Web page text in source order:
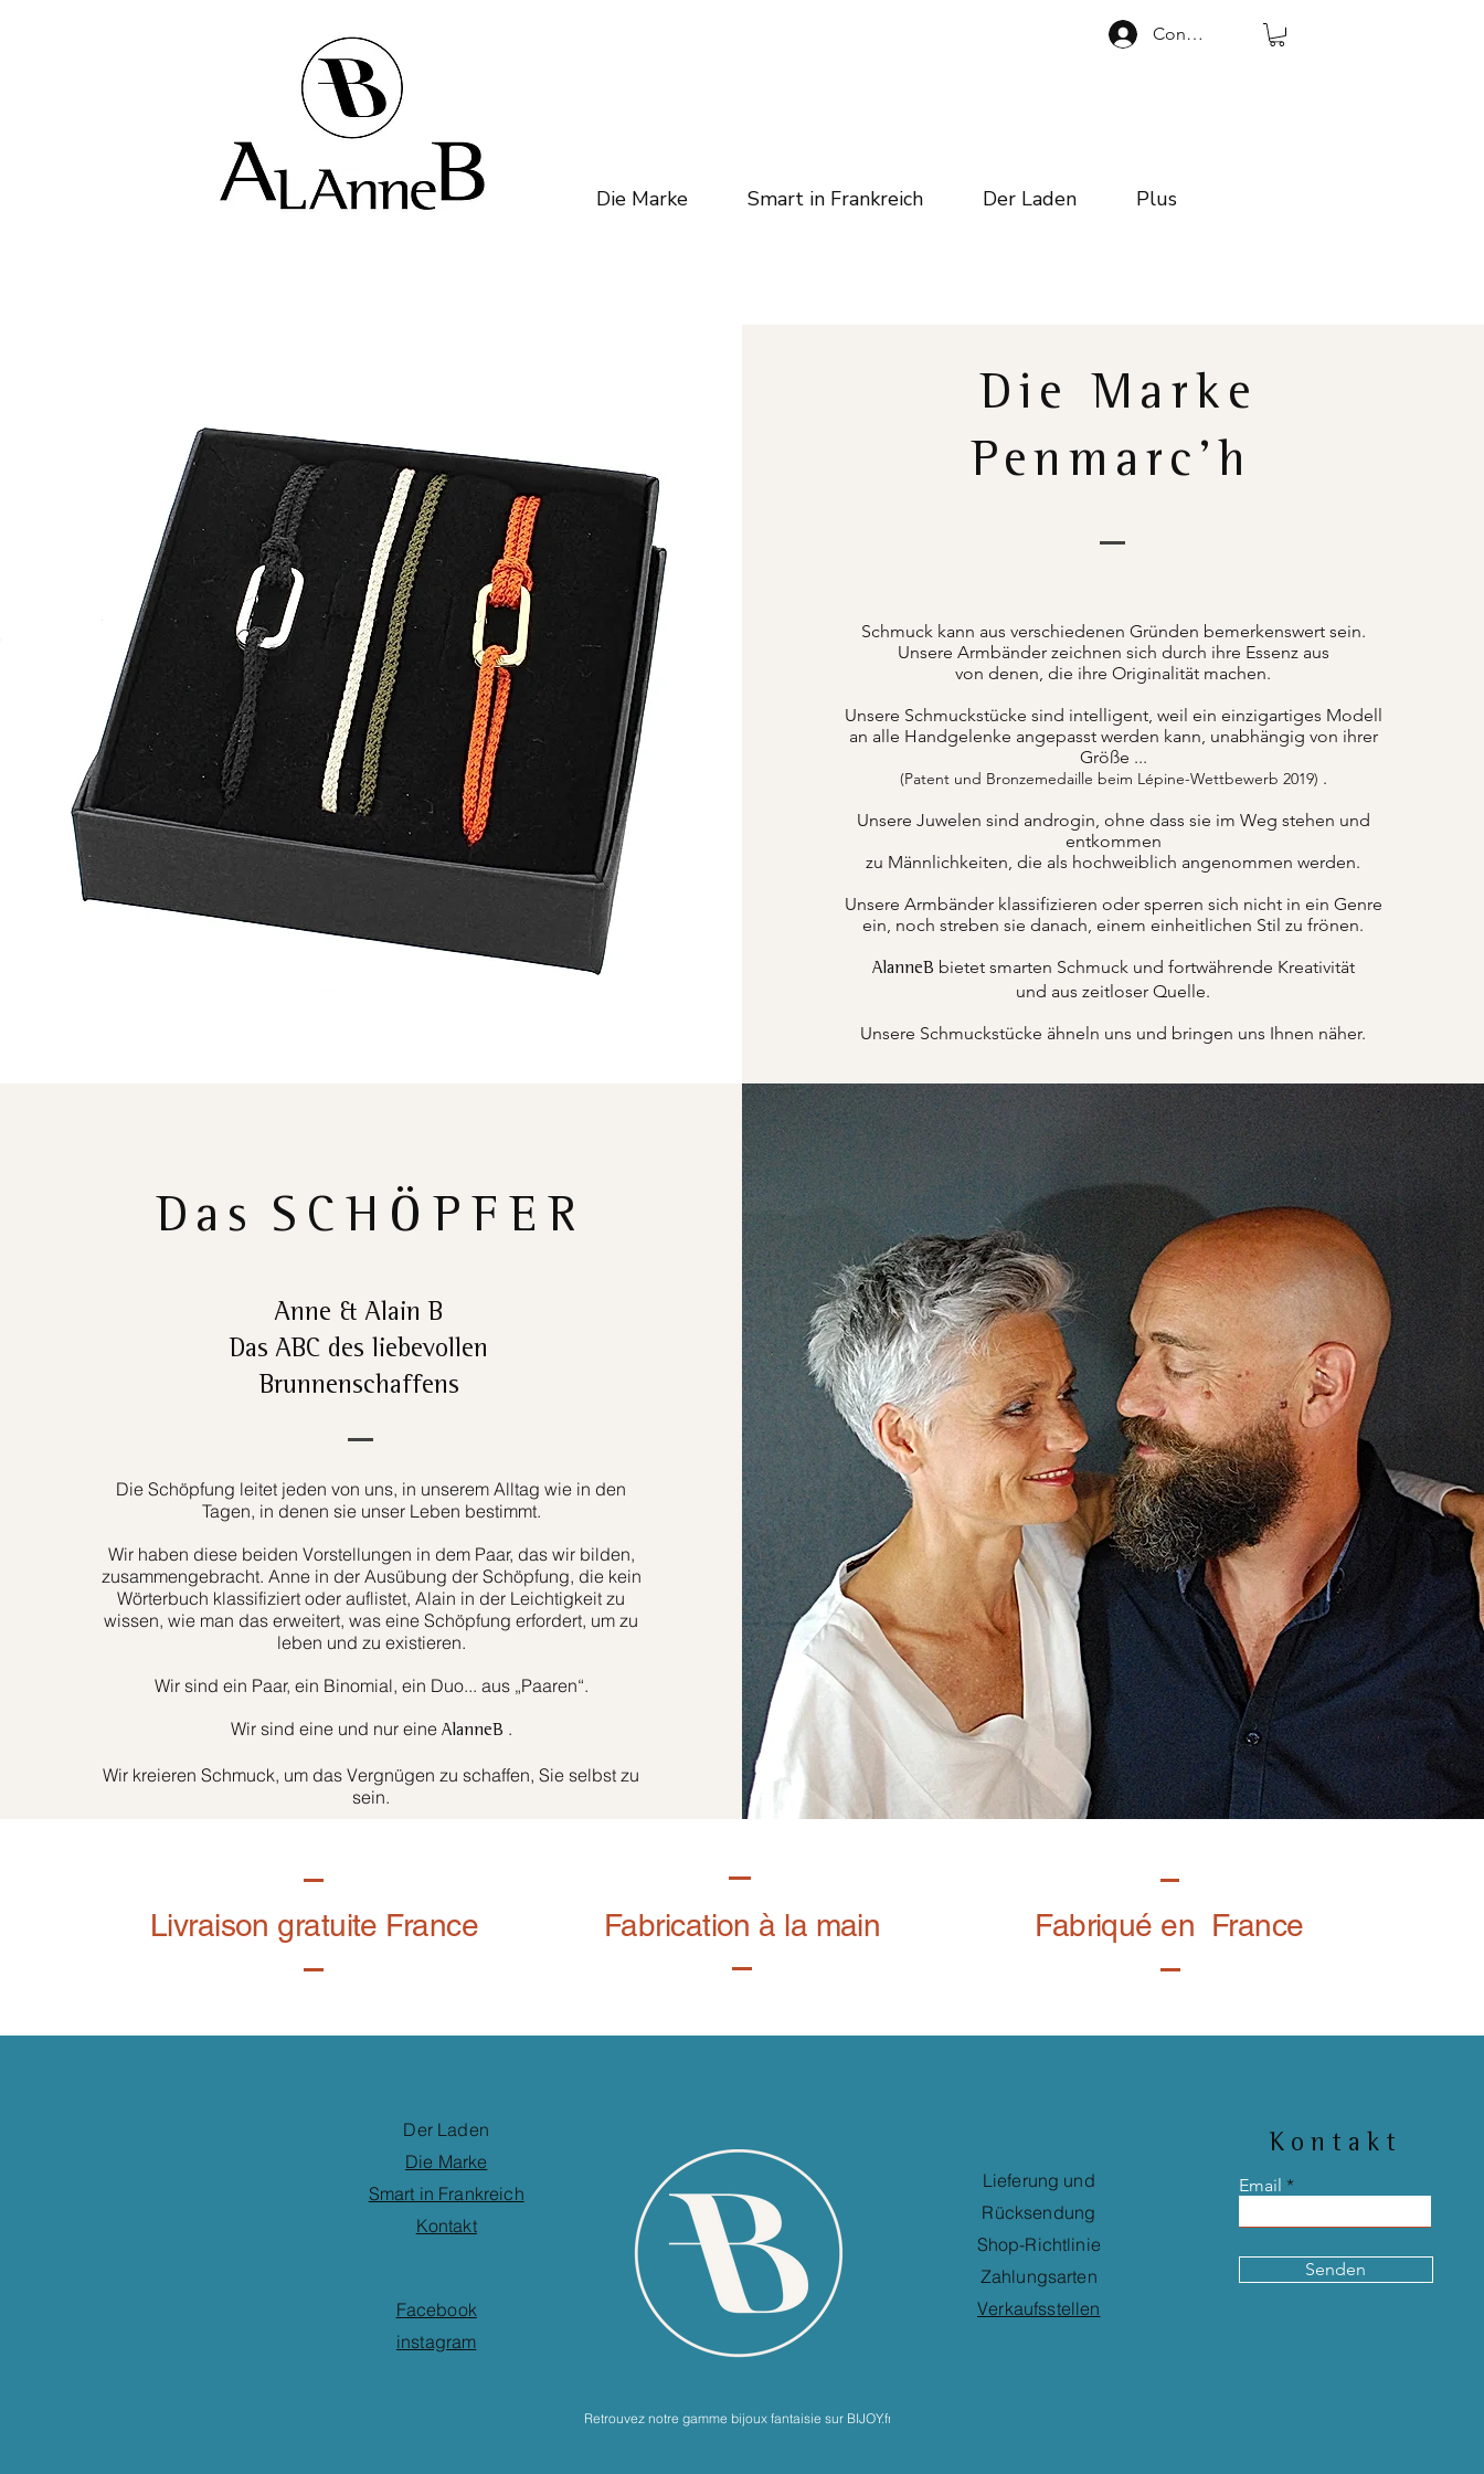
Connexion
Die Marke Smart in Frankreich Der Laden Plus
Die Marke
Penmarc'h
Schmuck kann aus verschiedenen Gründen bemerkenswert sein.
Unsere Armbänder zeichnen sich durch ihre Essenz aus
von denen, die ihre Originalität machen.
Unsere Schmuckstücke sind intelligent, weil ein einzigartiges Modell
an alle Handgelenke angepasst werden kann, unabhängig von ihrer
Größe ...
(Patent und Bronzemedaille beim Lépine-Wettbewerb 2019) .
Unsere Juwelen sind androgin, ohne dass sie im Weg stehen und
entkommen
zu Männlichkeiten, die als hochweiblich angenommen werden.
Unsere Armbänder klassifizieren oder sperren sich nicht in ein Genre
ein, noch streben sie danach, einem einheitlichen Stil zu frönen.
AlanneB bietet smarten Schmuck und fortwährende Kreativität
und aus zeitloser Quelle.
Unsere Schmuckstücke ähneln uns und bringen uns Ihnen näher.
Das SCHÖPFER
Anne & Alain B
Das ABC des liebevollen
Brunnenschaffens
Die Schöpfung leitet jeden von uns, in unserem Alltag wie in den
Tagen, in denen sie unser Leben bestimmt.
Wir haben diese beiden Vorstellungen in dem Paar, das wir bilden,
zusammengebracht. Anne in der Ausübung der Schöpfung, die kein
Wörterbuch klassifiziert oder auflistet, Alain in der Leichtigkeit zu
wissen, wie man das erweitert, was eine Schöpfung erfordert, um zu
leben und zu existieren.
Wir sind ein Paar, ein Binomial, ein Duo... aus „Paaren“.
Wir sind eine und nur eine AlanneB .
Wir kreieren Schmuck, um das Vergnügen zu schaffen, Sie selbst zu
sein.
Livraison gratuite France Fabrication à la main Fabriqué en France
Der Laden
Die Marke
Smart in Frankreich
Kontakt
Facebook
instagram
Retrouvez notre gamme bijoux fantaisie sur BIJOY.fr
Lieferung und
Rücksendung
Shop-Richtlinie
Zahlungsarten
Verkaufsstellen
Kontakt
Email
Senden